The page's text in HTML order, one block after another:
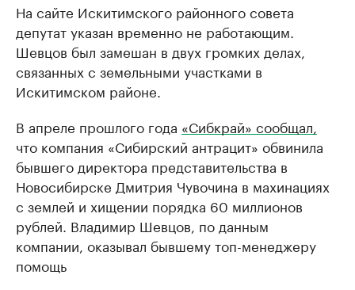
На сайте Искитимского районного совета
депутат указан временно не работающим.
Шевцов был замешан в двух громких делах,
связанных с земельными участками в
Искитимском районе.
В апреле прошлого года «Сибкрай» сообщал,
что компания «Сибирский антрацит» обвинила
бывшего директора представительства в
Новосибирске Дмитрия Чувочина в махинациях
с землей и хищении порядка 60 миллионов
рублей. Владимир Шевцов, по данным
компании, оказывал бывшему топ-менеджеру
помощь